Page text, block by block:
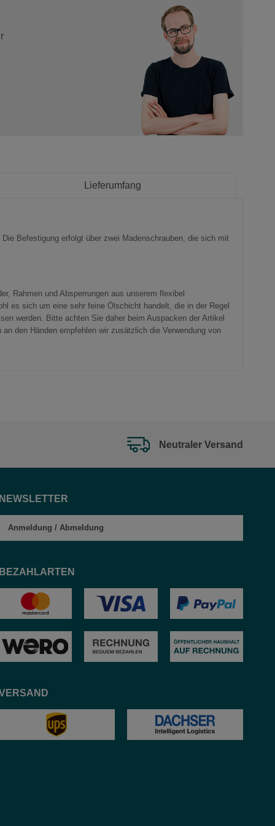
Befestigung erfolgt über zwei Madenschrauben, die sich mit
Rahmen und Absperrungen aus unserem flexibel
es sich um eine sehr feine Ölschicht handelt, die in der Regel
werden. Bitte achten Sie daher beim Auspacken der Artikel
den Händen empfehlen wir zusätzlich die Verwendung von
Lieferumfang
Neutraler Versand
NEWSLETTER
Anmeldung / Abmeldung
BEZAHLARTEN